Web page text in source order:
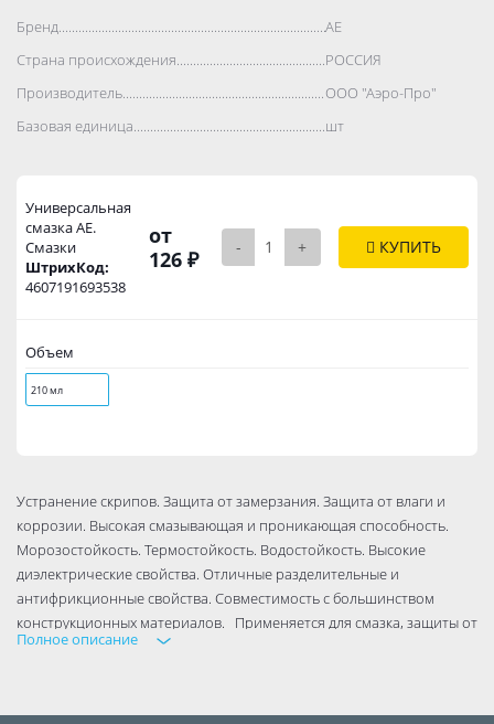
Бренд..................................................................................АЕ
Страна происхождения..................................................................................
РОССИЯ
Производитель..................................................................................
ООО "Аэро-Про"
Базовая единица..................................................................................
шт
Универсальная
смазка АЕ.
Смазки
ШтрихКод:
4607191693538
от
126 ₽
- + КУПИТЬ
Объем
210 мл
Устранение скрипов. Защита от замерзания. Защита от влаги и
коррозии. Высокая смазывающая и проникающая способность.
Морозостойкость. Термостойкость. Водостойкость. Высокие
диэлектрические свойства. Отличные разделительные и
антифрикционные свойства. Совместимость с большинством
конструкционных материалов. Применяется для смазка, защиты от
влаги и коррозии, разъединения заклинивших, перетянух,
Полное описание